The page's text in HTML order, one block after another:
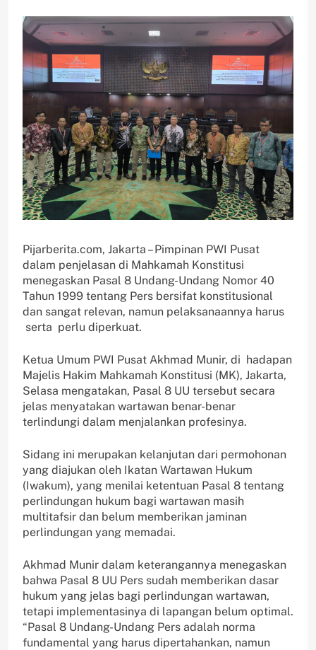
Pijarberita.com, Jakarta – Pimpinan PWI Pusat
dalam penjelasan di Mahkamah Konstitusi
menegaskan Pasal 8 Undang-Undang Nomor 40
Tahun 1999 tentang Pers bersifat konstitusional
dan sangat relevan, namun pelaksanaannya harus
serta perlu diperkuat.
Ketua Umum PWI Pusat Akhmad Munir, di hadapan
Majelis Hakim Mahkamah Konstitusi (MK), Jakarta,
Selasa mengatakan, Pasal 8 UU tersebut secara
jelas menyatakan wartawan benar-benar
terlindungi dalam menjalankan profesinya.
Sidang ini merupakan kelanjutan dari permohonan
yang diajukan oleh Ikatan Wartawan Hukum
(Iwakum), yang menilai ketentuan Pasal 8 tentang
perlindungan hukum bagi wartawan masih
multitafsir dan belum memberikan jaminan
perlindungan yang memadai.
Akhmad Munir dalam keterangannya menegaskan
bahwa Pasal 8 UU Pers sudah memberikan dasar
hukum yang jelas bagi perlindungan wartawan,
tetapi implementasinya di lapangan belum optimal.
“Pasal 8 Undang-Undang Pers adalah norma
fundamental yang harus dipertahankan, namun